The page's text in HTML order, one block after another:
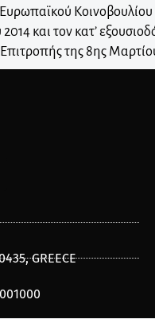
Κοινοβουλίου
2014 και τον κατ’
της 8ης
GREECE